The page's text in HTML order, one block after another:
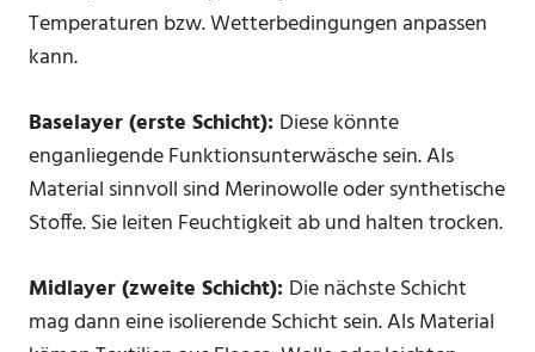
Temperaturen bzw. Wetterbedingungen anpassen
kann.
Baselayer (erste Schicht): Diese könnte
enganliegende Funktionsunterwäsche sein. Als
Material sinnvoll sind Merinowolle oder synthetische
Stoffe. Sie leiten Feuchtigkeit ab und halten trocken.
Midlayer (zweite Schicht): Die nächste Schicht
mag dann eine isolierende Schicht sein. Als Material